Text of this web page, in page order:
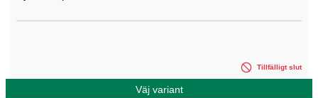
Tillfälligt slut
Väj variant